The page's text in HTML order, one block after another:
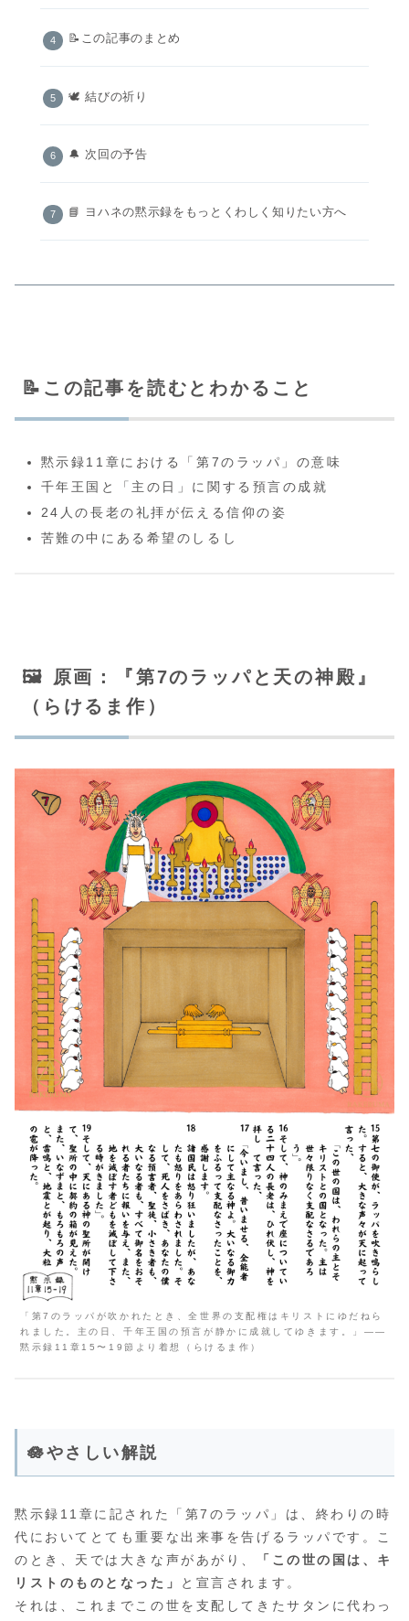
📝この記事のまとめ
🕊️ 結びの祈り
🔔 次回の予告
📘 ヨハネの黙示録をもっとくわしく知りたい方へ
📝この記事を読むとわかること
黙示録11章における「第7のラッパ」の意味
千年王国と「主の日」に関する預言の成就
24人の長老の礼拝が伝える信仰の姿
苦難の中にある希望のしるし
🖼️ 原画：『第7のラッパと天の神殿』
（らけるま作）
「第7のラッパが吹かれたとき、全世界の支配権はキリストにゆだねら
れました。主の日、千年王国の預言が静かに成就してゆきます。」――
黙示録11章15〜19節より着想（らけるま作）
🪷やさしい解説
黙示録11章に記された「第7のラッパ」は、終わりの時
代においてとても重要な出来事を告げるラッパです。こ
のとき、天では大きな声があがり、
「この世の国は、キ
リストのものとなった」
と宣言されます。
それは、これまでこの世を支配してきたサタンに代わっ